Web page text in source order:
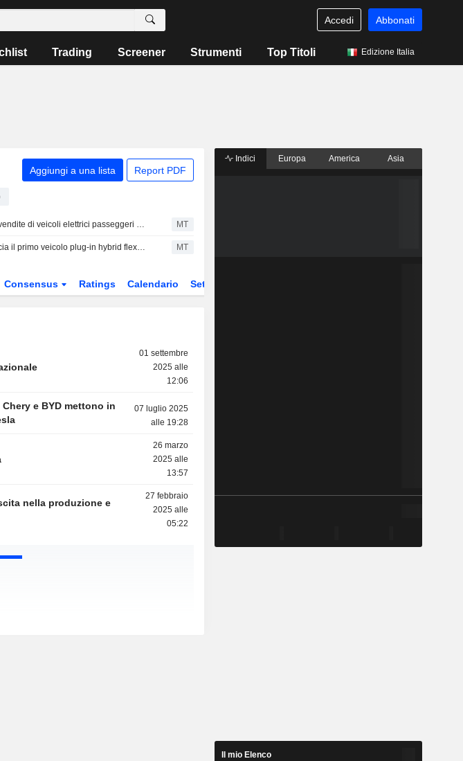
Accedi Abbonati
Trading Screener Strumenti Top Titoli Edizione Italia
Aggiungi a una lista Report PDF
Cina: le vendite di veicoli elettrici passeggeri aumentano del 23% a luglio, secondo la CPCA MT
BYD lancia il primo veicolo plug-in hybrid flex prodotto in Brasile MT
Consensus Ratings Calendario Settore
01 settembre
2025 alle
12:06
07 luglio 2025
alle 19:28
26 marzo
2025 alle
13:57
nella produzione e
27 febbraio
2025 alle
05:22
Indici Europa America Asia
Il mio Elenco